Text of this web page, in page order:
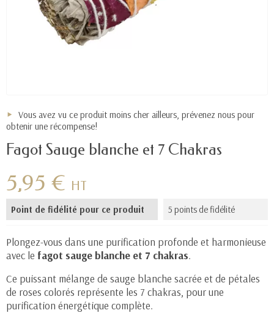
Vous avez vu ce produit moins cher ailleurs, prévenez nous pour
obtenir une récompense!
Fagot Sauge blanche et 7 Chakras
5,95 € HT
Point de fidélité pour ce produit 5 points de fidélité
Plongez-vous dans une purification profonde et harmonieuse
avec le fagot sauge blanche et 7 chakras.
Ce puissant mélange de sauge blanche sacrée et de pétales
de roses colorés représente les 7 chakras, pour une
purification énergétique complète.